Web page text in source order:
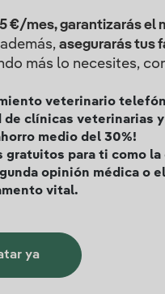
€/mes, garantizarás el
asegurarás tus
más lo necesites,
veterinario
de clínicas veterinarias
medio del 30%!
gratuitos para ti como
opinión médica o
vital.
ya